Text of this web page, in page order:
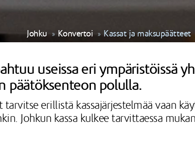
Johku Konvertoi Kassat ja maksupäätteet
useissa eri ympäristöissä
päätöksenteon polulla.
tarvitse erillistä kassajärjestelmää vaan
Johkun kassa kulkee tarvittaessa